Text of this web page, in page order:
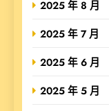
2025 年 8 月
2025 年 7 月
2025 年 6 月
2025 年 5 月